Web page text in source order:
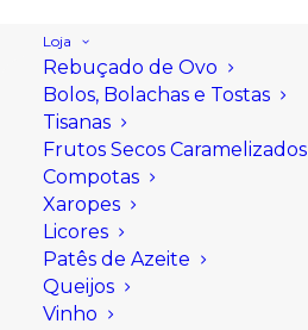
Loja
Rebuçado de Ovo
Bolos, Bolachas e Tostas
Tisanas
Frutos Secos Caramelizados
Compotas
Xaropes
Licores
Patês de Azeite
Queijos
Vinho